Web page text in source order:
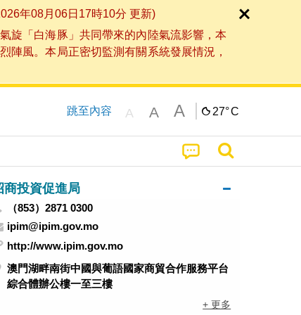
年08月06日17時10分 更新)
旋「白海豚」共同帶來的內陸氣流影響，本
陣風。本局正密切監測有關系統發展情況，
跳至內容 A A A 27°C
商投資促進局
（853）2871 0300
ipim@ipim.gov.mo
http://www.ipim.gov.mo
澳門湖畔南街中國與葡語國家商貿合作服務平台
綜合體辦公樓一至三樓
+ 更多